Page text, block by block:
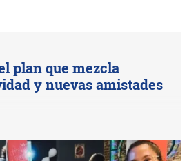
plan que mezcla
y nuevas amistades